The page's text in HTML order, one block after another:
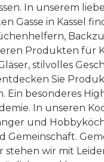
In unserem
Gasse in Kassel
Produkten für
stilvolles
Sie
Ein besonderes
In unseren
und
Gemeinschaft.
wir mit